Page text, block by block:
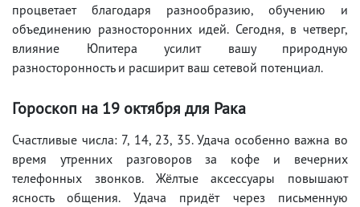
процветает благодаря разнообразию, обучению и
объединению разносторонних идей. Сегодня, в четверг,
влияние Юпитера усилит вашу природную
разносторонность и расширит ваш сетевой потенциал.
Гороскоп на 19 октября для Рака
Счастливые числа: 7, 14, 23, 35. Удача особенно важна во
время утренних разговоров за кофе и вечерних
телефонных звонков. Жёлтые аксессуары повышают
ясность общения. Удача придёт через письменную